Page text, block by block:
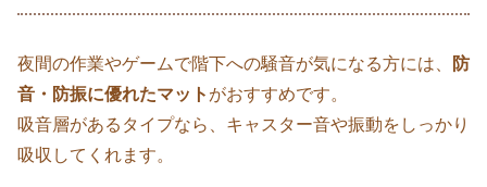
夜間の作業やゲームで階下への騒音が気になる方には、
防
音・防振に優れたマット がおすすめです。
吸音層があるタイプなら、キャスター音や振動をしっかり
吸収してくれます。